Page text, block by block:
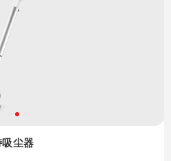
尘器